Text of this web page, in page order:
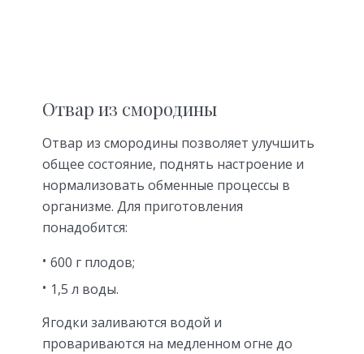
Отвар из смородины
Отвар из смородины позволяет улучшить
общее состояние, поднять настроение и
нормализовать обменные процессы в
организме. Для приготовления
понадобится:
600 г плодов;
1,5 л воды.
Ягодки заливаются водой и
провариваются на медленном огне до